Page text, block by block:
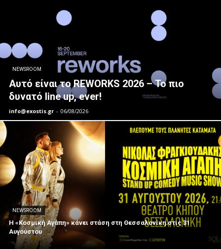
NEWSROOM
Αυτό είναι το REWORKS 2026 – Το πιο
δυνατό line up, ever!
info@exostis.gr - 06/08/2026
NEWSROOM
Η «Κοσμική Αγάπη» κάνει στάση στη Θεσσαλονίκη στις 31
Αυγούστου